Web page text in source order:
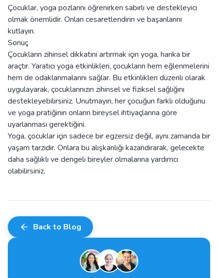
Çocuklar, yoga pozlarını öğrenirken sabırlı ve destekleyici
olmak önemlidir. Onları cesaretlendirin ve başarılarını
kutlayın.
Sonuç
Çocukların zihinsel dikkatini artırmak için yoga, harika bir
araçtır. Yaratıcı yoga etkinlikleri, çocukların hem eğlenmelerini
hem de odaklanmalarını sağlar. Bu etkinlikleri düzenli olarak
uygulayarak, çocuklarınızın zihinsel ve fiziksel sağlığını
destekleyebilirsiniz. Unutmayın, her çocuğun farklı olduğunu
ve yoga pratiğinin onların bireysel ihtiyaçlarına göre
uyarlanması gerektiğini.
Yoga, çocuklar için sadece bir egzersiz değil, aynı zamanda bir
yaşam tarzıdır. Onlara bu alışkanlığı kazandırarak, gelecekte
daha sağlıklı ve dengeli bireyler olmalarına yardımcı
olabilirsiniz.
Back to Blog